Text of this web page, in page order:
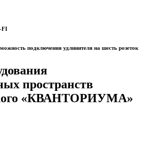
FI
подключения удлинителя на шесть розеток
пространств
«КВАНТОРИУМА»